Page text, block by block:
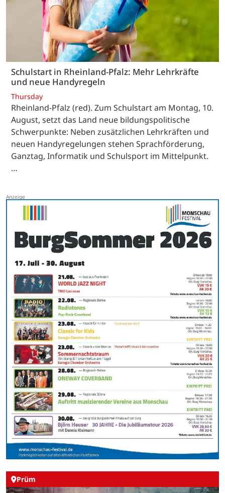
Schulstart in Rheinland-Pfalz: Mehr Lehrkräfte
und neue Handyregeln
Thursday
Rheinland-Pfalz (red). Zum Schulstart am Montag, 10.
August, setzt das Land neue bildungspolitische
Schwerpunkte: Neben zusätzlichen Lehrkräften und
neuen Handyregelungen stehen Sprachförderung,
Ganztag, Informatik und Schulsport im Mittelpunkt.
…
Prüm